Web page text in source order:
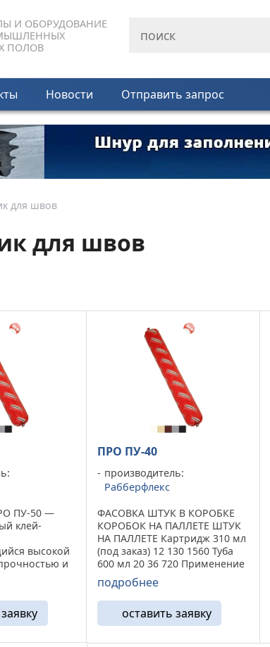
И ОБОРУДОВАНИЕ
ПОЛОВ
Новости Отправить запрос
для швов
для швов
ПУ-50 —
клей-
высокой
и
и
и
...
ПРО ПУ-40
производитель:
Рабберфлекс
ФАСОВКА ШТУК В КОРОБКЕ
КОРОБОК НА ПАЛЛЕТЕ ШТУК
НА ПАЛЛЕТЕ Картридж 310 мл
(под заказ) 12 130 1560 Туба
600 мл 20 36 720 Применение
Однокомпонентный
полиуретановый клей-
герметик. Предназначен для
эффективного решения двух
взаимосвязанных задач: ...
подробнее
оставить заявку